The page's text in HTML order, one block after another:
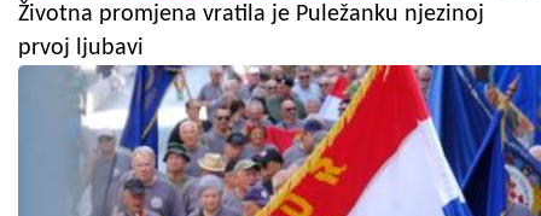
Životna promjena vratila je Puležanku njezinoj
prvoj ljubavi